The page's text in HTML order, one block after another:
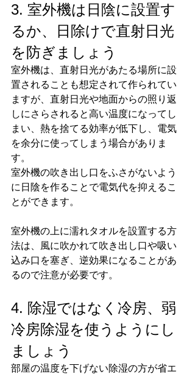
3. 室外機は日陰に設置す
るか、日除けで直射日光
を防ぎましょう
室外機は、直射日光があたる場所に設
置されることも想定されて作られてい
ますが、直射日光や地面からの照り返
しにさらされると高い温度になってし
まい、熱を捨てる効率が低下し、電気
を余分に使ってしまう場合がありま
す。
室外機の吹き出し口をふさがないよう
に日陰を作ることで電気代を抑えるこ
とができます。
室外機の上に濡れタオルを設置する方
法は、風に吹かれて吹き出し口や吸い
込み口を塞ぎ、逆効果になることがあ
るので注意が必要です。
4. 除湿ではなく冷房、弱
冷房除湿を使うようにし
ましょう
部屋の温度を下げない除湿の方が省エ